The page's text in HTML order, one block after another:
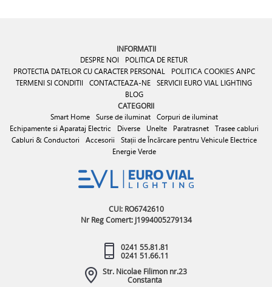
INFORMATII
DESPRE NOI
POLITICA DE RETUR
PROTECTIA DATELOR CU CARACTER PERSONAL
POLITICA COOKIES ANPC
TERMENI SI CONDITII
CONTACTEAZA-NE SERVICII EURO VIAL LIGHTING
BLOG
CATEGORII
Smart Home Surse de iluminat
Corpuri de iluminat
Echipamente si Aparataj Electric
Diverse Unelte Paratrasnet
Trasee cabluri
Cabluri & Conductori
Accesorii
Stații de Încărcare pentru Vehicule Electrice
Energie Verde
CUI: RO6742610
Nr Reg Comert: J1994005279134
0241 55.81.81
0241 51.66.11
Str. Nicolae Filimon nr.23
Constanta